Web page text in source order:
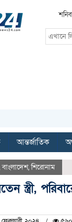
আন্তর্জাতিক
বাংলাদেশ,শিরোনাম
স্ত্রী,